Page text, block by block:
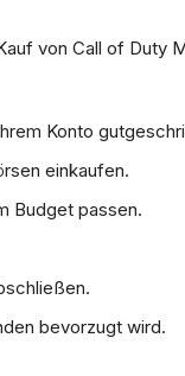
von Call of Duty
Konto
einkaufen.
Budget passen.
bevorzugt wird.